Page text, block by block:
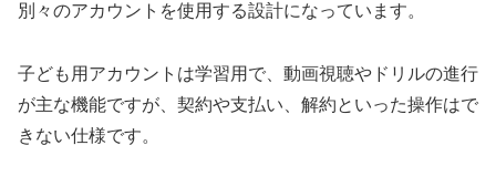
別々のアカウントを使用する設計になっています。
子ども用アカウントは学習用で、動画視聴やドリルの進行
が主な機能ですが、契約や支払い、解約といった操作はで
きない仕様です。